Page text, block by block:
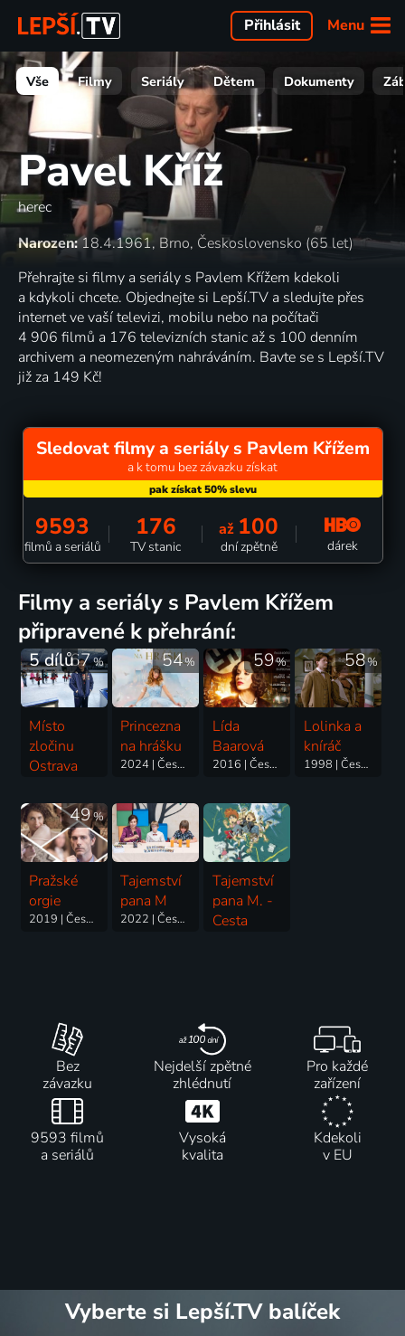
Menu
Přihlásit
Vše Filmy Seriály Dětem Dokumenty
Pavel Kříž
herec
Narozen:18.4.1961, Brno, Československo (65 let)
Přehrajte si filmy a seriály s Pavlem Křížem kdekoli
a kdykoli chcete. Objednejte si Lepší.TV a sledujte přes
internet ve vaší televizi, mobilu nebo na počítači
4 906 filmů a 176 televizních stanic až s 100 denním
archivem a neomezeným nahráváním. Bavte se s Lepší.TV
již za 149 Kč!
Sledovat filmy a seriály s Pavlem Křížem
a k tomu bez závazku získat
9593
filmů a seriálů
176
TV stanic
až 100
dní zpětně dárek
filmy a seriály s Pavlem Křížem
připravené k přehrání:
67%
5 dílů
Místo
zločinu
Ostrava
54%
Princezna
na hrášku
2024 | Česká republika | Pohádka
59%
Lída
Baarová
2016 | Česká republika, Slovensko | Drama, Historický, Životopisný
58%
Lolinka a
kníráč
1998 | Česká republika | Pohádka
49%
Pražské
orgie
2019 | Česká republika | Drama
Tajemství
pana M
2022 | Česká republika | Dobrodružný, Rodinný
Tajemství
pana M. -
Cesta
Bez
závazku
Nejdelší zpětné
zhlédnutí
Pro každé
zařízení
9593 filmů
a seriálů
Vysoká
kvalita
Kdekoli
v EU
Vyberte si Lepší.TV balíček